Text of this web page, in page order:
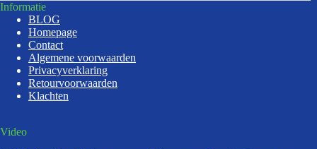
Informatie
BLOG
Homepage
Contact
Algemene voorwaarden
Privacyverklaring
Retourvoorwaarden
Klachten
Video